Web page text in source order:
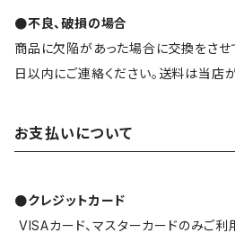
●不良、破損の場合
商品に欠陥があった場合に交換をさせ
日以内にご連絡ください。送料は当店
お支払いについて
●クレジットカード
VISAカード、マスターカードのみご利